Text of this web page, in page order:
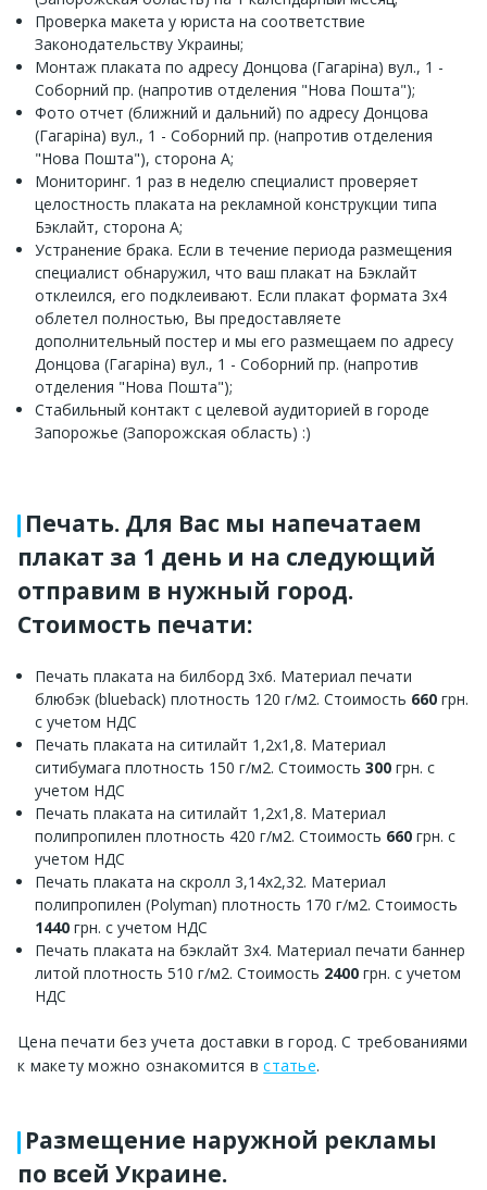
Проверка макета у юриста на соответствие
Законодательству Украины;
Монтаж плаката по адресу Донцова (Гагаріна) вул., 1 -
Соборний пр. (напротив отделения "Нова Пошта");
Фото отчет (ближний и дальний) по адресу Донцова
(Гагаріна) вул., 1 - Соборний пр. (напротив отделения
"Нова Пошта"), сторона А;
Мониторинг. 1 раз в неделю специалист проверяет
целостность плаката на рекламной конструкции типа
Бэклайт, сторона А;
Устранение брака. Если в течение периода размещения
специалист обнаружил, что ваш плакат на Бэклайт
отклеился, его подклеивают. Если плакат формата 3х4
облетел полностью, Вы предоставляете
дополнительный постер и мы его размещаем по адресу
Донцова (Гагаріна) вул., 1 - Соборний пр. (напротив
отделения "Нова Пошта");
Стабильный контакт с целевой аудиторией в городе
Запорожье (Запорожская область) :)
Печать. Для Вас мы напечатаем
плакат за 1 день и на следующий
отправим в нужный город.
Стоимость печати:
Печать плаката на билборд 3х6. Материал печати
блюбэк (blueback) плотность 120 г/м2. Стоимость 660 грн.
с учетом НДС
Печать плаката на ситилайт 1,2х1,8. Материал
ситибумага плотность 150 г/м2. Стоимость 300 грн. с
учетом НДС
Печать плаката на ситилайт 1,2х1,8. Материал
полипропилен плотность 420 г/м2. Стоимость 660 грн. с
учетом НДС
Печать плаката на скролл 3,14х2,32. Материал
полипропилен (Polyman) плотность 170 г/м2. Стоимость
1440 грн. с учетом НДС
Печать плаката на бэклайт 3х4. Материал печати баннер
литой плотность 510 г/м2. Стоимость 2400 грн. с учетом
НДС
Цена печати без учета доставки в город. С требованиями
к макету можно ознакомится встатье.
Размещение наружной рекламы
по всей Украине.